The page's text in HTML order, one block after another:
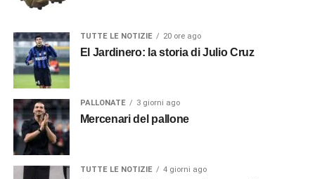
TUTTE LE NOTIZIE 20 ore ago
El Jardinero: la storia di Julio Cruz
PALLONATE 3 giorni ago
Mercenari del pallone
TUTTE LE NOTIZIE 4 giorni ago